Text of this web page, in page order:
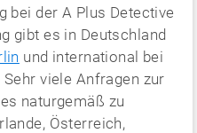
bei der A Plus Detective
gibt es in Deutschland
und international bei
Sehr viele Anfragen zur
naturgemäß zu
Österreich,